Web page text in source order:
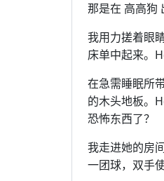
那是在 高高狗
我用力搓着眼
床单中起来。
在急需睡眠所
的木头地板。
恐怖东西了？
我走进她的房
一团球，双手